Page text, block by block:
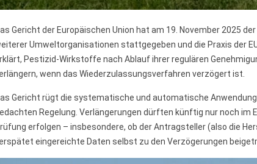
Gericht der Europäischen Union hat am 19. November 2025
Umweltorganisationen stattgegeben und die Praxis der
Pestizid-Wirkstoffe nach Ablauf ihrer regulären
wenn das Wiederzulassungsverfahren verzögert ist.
Gericht rügt die systematische und automatische
Regelung. Verlängerungen dürften künftig nur noch im
erfolgen – insbesondere, ob der Antragsteller (also die
eingereichte Daten selbst zu den Verzögerungen